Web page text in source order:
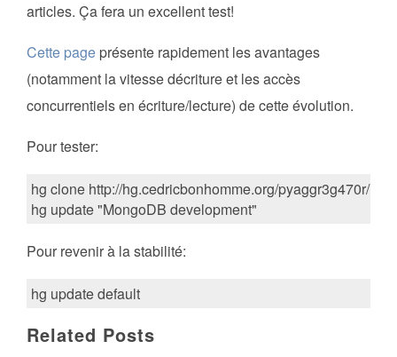
articles. Ça fera un excellent test!
Cette page présente rapidement les avantages
(notamment la vitesse décriture et les accès
concurrentiels en écriture/lecture) de cette évolution.
Pour tester:
hg clone http://hg.cedricbonhomme.org/pyaggr3g470r/
Pour revenir à la stabilité:
Related Posts